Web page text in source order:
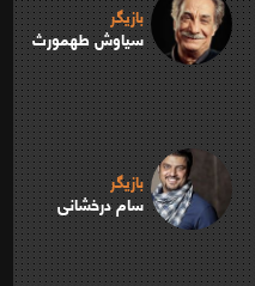
بازیگر
سیاوش طهمورث
بازیگر
سام درخشانی